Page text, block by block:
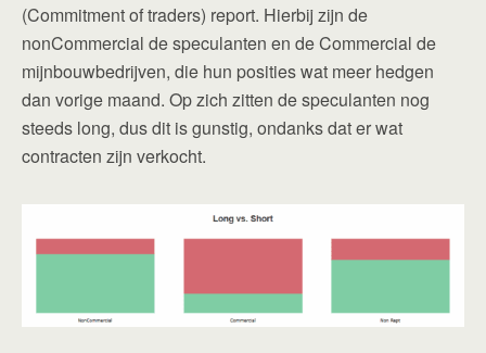
(Commitment of traders) report. Hierbij zijn de
nonCommercial de speculanten en de Commercial de
mijnbouwbedrijven, die hun posities wat meer hedgen
dan vorige maand. Op zich zitten de speculanten nog
steeds long, dus dit is gunstig, ondanks dat er wat
contracten zijn verkocht.